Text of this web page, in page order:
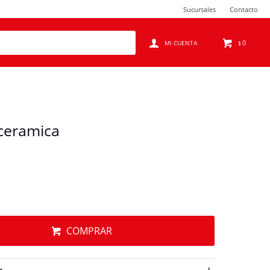
$0
Sucursales Contacto
COMPRAR